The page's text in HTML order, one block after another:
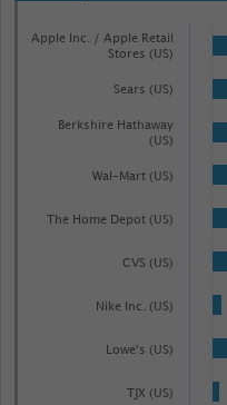
chart
bars.
displaying
categories.
graphic.
Apple Inc. / Apple Retail
Stores (US)
Wal-Mart (US)
Nike Inc. (US)
Sears (US)
Berkshire Hathaway
(US)
The Home Depot (US)
CVS (US)
Lowe's (US)
TJX (US)